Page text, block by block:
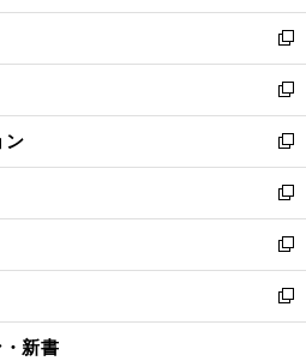
開
く
ウ
で
開
く
ン
ド
ウ
で
開
く
新
し
い
ウ
ィ
ン
ド
ウ
で
開
く
新
し
い
ウ
ィ
ン
ド
ウ
で
開
ン
新
し
い
ウ
ィ
ン
ド
ウ
新
し
い
ウ
ィ
ン
新
し
い
ウ
新
し
新書